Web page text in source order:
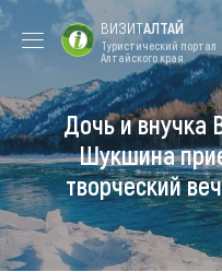
Форум VISIT
ALTAI
Туры
Где побывать
ВИЗИТАЛТАЙ
Туристический портал
Алтайского края
Дочь и внучка
Шукшина
творческий